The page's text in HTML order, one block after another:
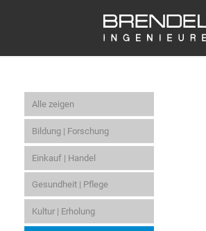
Alle zeigen
Bildung | Forschung
Einkauf | Handel
Gesundheit | Pflege
Kultur | Erholung